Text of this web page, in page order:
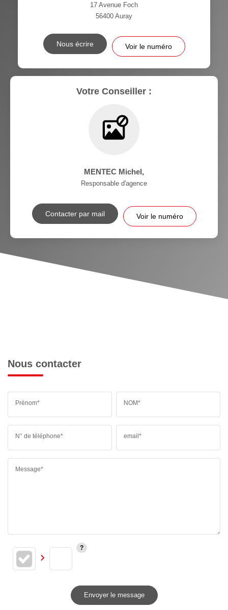
17 Avenue Foch
56400 Auray
Nous écrire Voir le numéro
Votre Conseiller :
MENTEC Michel,
Responsable d'agence
Contacter par mail Voir le numéro
Nous contacter
Prénom* NOM*
N° de téléphone* email*
Message*
Envoyer le message